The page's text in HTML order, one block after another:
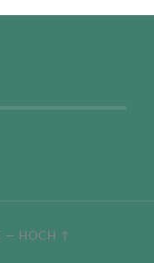
— HOCH ↑